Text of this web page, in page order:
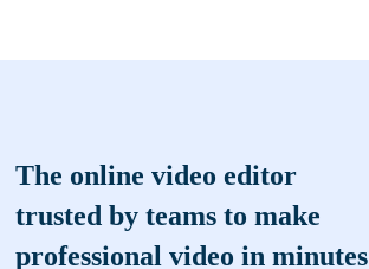
The online video editor
trusted by teams to make
professional video in minutes